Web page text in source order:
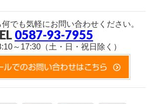
でも気軽にお問い合わせください。
0587-93-7955
～17:30（土・日・祝日除く）